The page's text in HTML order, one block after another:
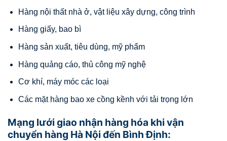
Hàng nội thất nhà ở, vật liệu xây dựng, công trình
Hàng giấy, bao bì
Hàng sản xuất, tiêu dùng, mỹ phẩm
Hàng quảng cáo, thủ công mỹ nghệ
Cơ khí, máy móc các loại
Các mặt hàng bao xe cồng kềnh với tải trọng lớn
Mạng lưới giao nhận hàng hóa khi vận
chuyển hàng Hà Nội đến Bình Định: